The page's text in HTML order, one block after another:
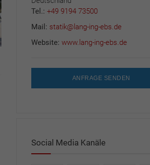
Tel.: +49 9194 73500
Mail: statik@lang-ing-ebs.de
Website: www.lang-ing-ebs.de
ANFRAGE SENDEN
Social Media Kanäle